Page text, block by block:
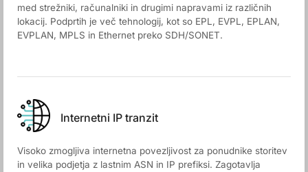
med strežniki, računalniki in drugimi napravami iz različnih
lokacij. Podprtih je več tehnologij, kot so EPL, EVPL, EPLAN,
EVPLAN, MPLS in Ethernet preko SDH/SONET.
Internetni IP tranzit
Visoko zmogljiva internetna povezljivost za ponudnike storitev
in velika podjetja z lastnim ASN in IP prefiksi. Zagotavlja